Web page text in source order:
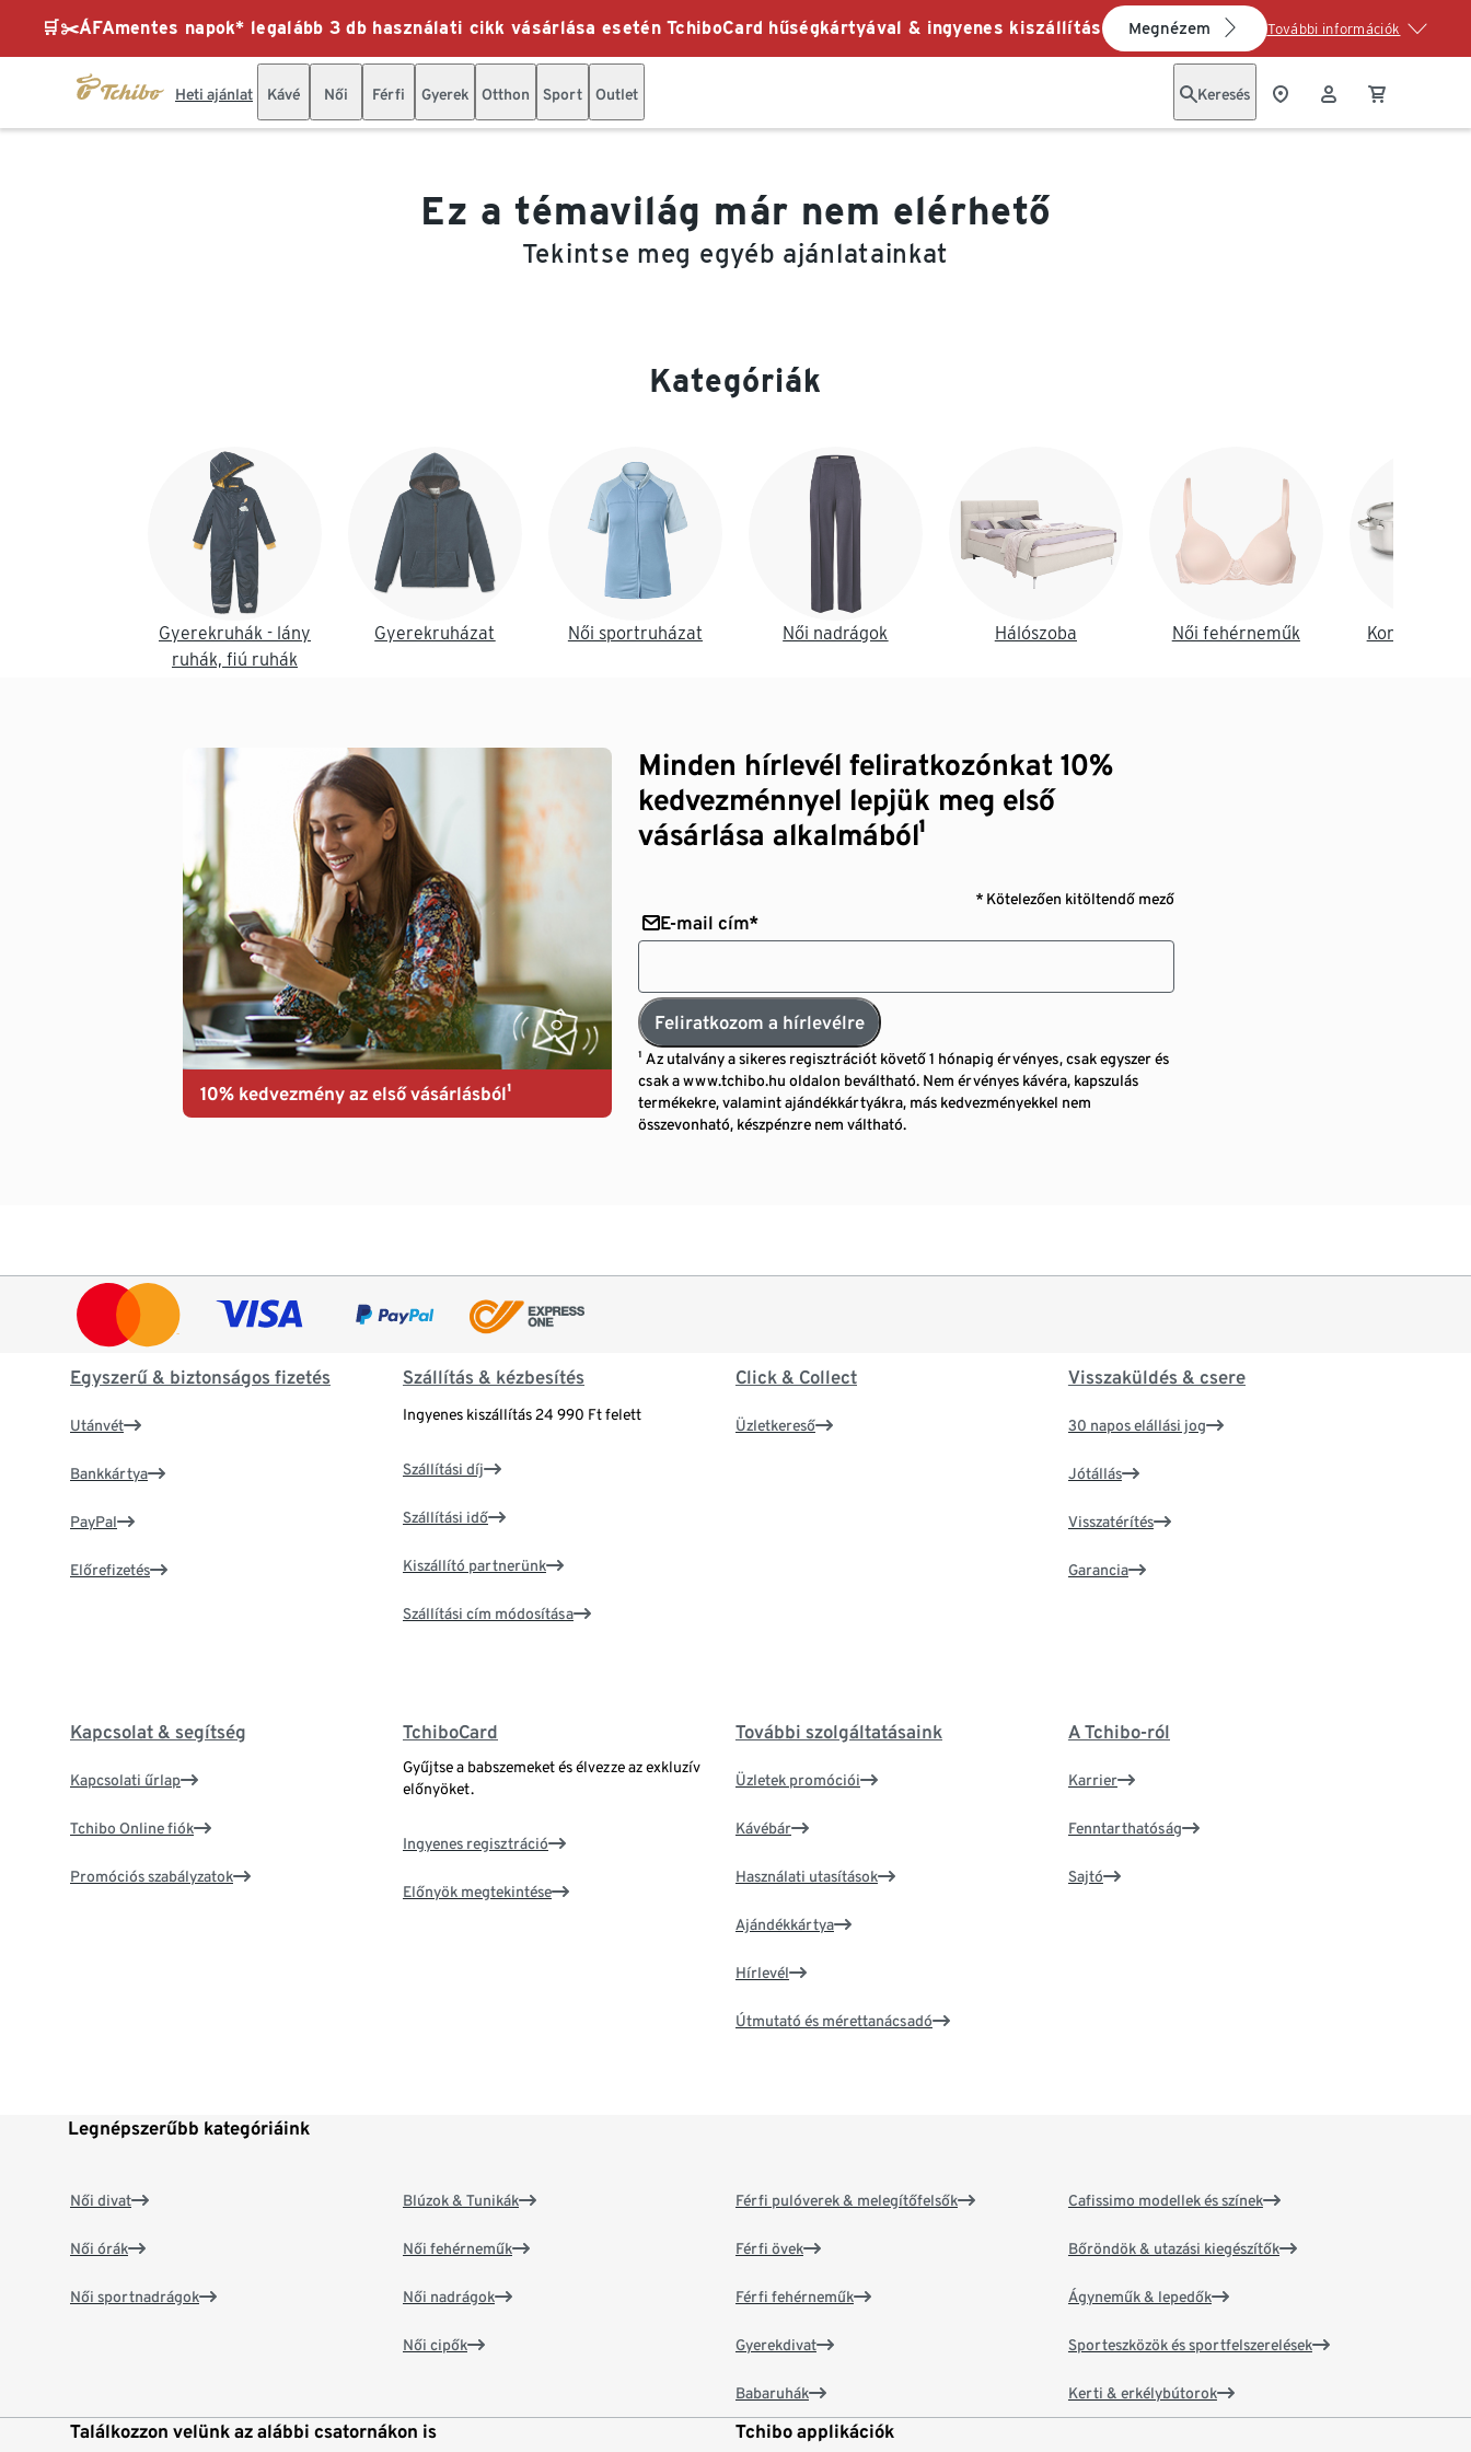
🛒✂️ÁFAmentes napok* legalább 3 db használati cikk vásárlása esetén TchiboCard hűségkártyával & ingyenes kiszállítás Megnézem További információk
Heti ajánlat Kávé Női Férfi Gyerek Otthon Sport Outlet Keresés
Ez a témavilág már nem elérhető
Tekintse meg egyéb ajánlatainkat
Kategóriák
Gyerekruhák - lány
ruhák, fiú ruhák
Gyerekruházat Női sportruházat Női nadrágok Hálószoba Női fehérneműk Konyha és
10% kedvezmény az első vásárlásból¹
Minden hírlevél feliratkozónkat 10%
kedvezménnyel lepjük meg első
vásárlása alkalmából¹
* Kötelezően kitöltendő mező
E-mail cím*
Feliratkozom a hírlevélre
¹ Az utalvány a sikeres regisztrációt követő 1 hónapig érvényes, csak egyszer és
csak a www.tchibo.hu oldalon beváltható. Nem érvényes kávéra, kapszulás
termékekre, valamint ajándékkártyákra, más kedvezményekkel nem
összevonható, készpénzre nem váltható.
Egyszerű & biztonságos fizetés
Utánvét
Bankkártya
PayPal
Előrefizetés
Szállítás & kézbesítés
Ingyenes kiszállítás 24 990 Ft felett
Szállítási díj
Szállítási idő
Kiszállító partnerünk
Szállítási cím módosítása
Click & Collect
Üzletkereső
Visszaküldés & csere
30 napos elállási jog
Jótállás
Visszatérítés
Garancia
Kapcsolat & segítség
Kapcsolati űrlap
Tchibo Online fiók
Promóciós szabályzatok
TchiboCard
Gyűjtse a babszemeket és élvezze az exkluzív
előnyöket.
Ingyenes regisztráció
Előnyök megtekintése
További szolgáltatásaink
Üzletek promóciói
Kávébár
Használati utasítások
Ajándékkártya
Hírlevél
Útmutató és mérettanácsadó
A Tchibo-ról
Karrier
Fenntarthatóság
Sajtó
Legnépszerűbb kategóriáink
Női divat
Női órák
Női sportnadrágok
Blúzok & Tunikák
Női fehérneműk
Női nadrágok
Női cipők
Férfi pulóverek & melegítőfelsők
Férfi övek
Férfi fehérneműk
Gyerekdivat
Babaruhák
Cafissimo modellek és színek
Bőröndök & utazási kiegészítők
Ágyneműk & lepedők
Sporteszközök és sportfelszerelések
Kerti & erkélybútorok
Találkozzon velünk az alábbi csatornákon is Tchibo applikációk